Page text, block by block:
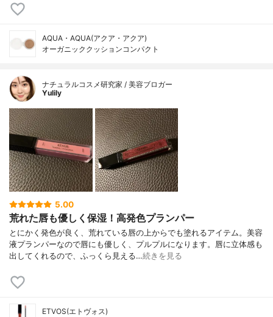
AQUA・AQUA(アクア・アクア)
オーガニッククッションコンパクト
ナチュラルコスメ研究家 / 美容ブロガー
Yulily
5.00
荒れた唇も優しく保湿！高発色プランパー
とにかく発色が良く、荒れている唇の上からでも塗れるアイテム。美容
液プランパーなので唇にも優しく、プルプルになります。唇に立体感も
出してくれるので、ふっくら見える…続きを見る
ETVOS(エトヴォス)